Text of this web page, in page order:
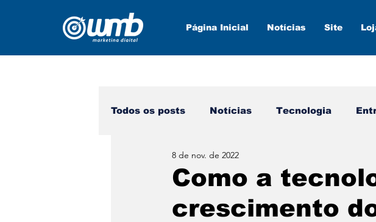
Página Inicial Notícias Site
Todos os posts Notícias Tecnologia
Marketing Digital
Como a
crescimento
8 de nov. de 2022